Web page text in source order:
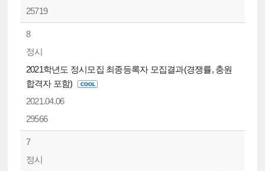
25719
8
정시
2021학년도 정시모집 최종등록자 모집결과(경쟁률, 충원
합격자 포함)
2021.04.06
29566
7
정시